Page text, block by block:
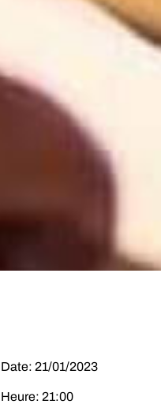
Date: 21/01/2023
Heure: 21:00